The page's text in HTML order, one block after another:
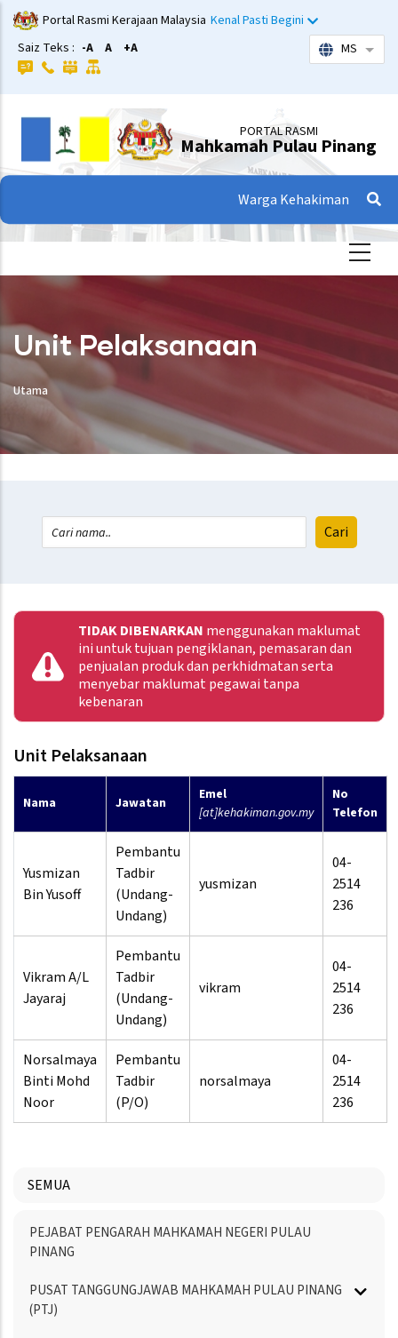
Langkau
ke
kandungan
utama
Portal Rasmi Kerajaan Malaysia Kenal Pasti Begini
Saiz Teks : -A A +A MS
PORTAL RASMI
Mahkamah Pulau Pinang
Warga Kehakiman
Unit Pelaksanaan
Utama
TIDAK DIBENARKAN menggunakan maklumat
ini untuk tujuan pengiklanan, pemasaran dan
penjualan produk dan perkhidmatan serta
menyebar maklumat pegawai tanpa
kebenaran
Unit Pelaksanaan
Nama Jawatan
Emel
[at]kehakiman.gov.my
No
Telefon
Yusmizan
Bin Yusoff
Pembantu
Tadbir
(Undang-
Undang)
yusmizan
04-
2514
236
Vikram A/L
Jayaraj
Pembantu
Tadbir
(Undang-
Undang)
vikram
04-
2514
236
Norsalmaya
Binti Mohd
Noor
Pembantu
Tadbir
(P/O)
norsalmaya
04-
2514
236
SEMUA
Menu
Directory
PEJABAT PENGARAH MAHKAMAH NEGERI PULAU
PINANG
PUSAT TANGGUNGJAWAB MAHKAMAH PULAU PINANG
(PTJ)